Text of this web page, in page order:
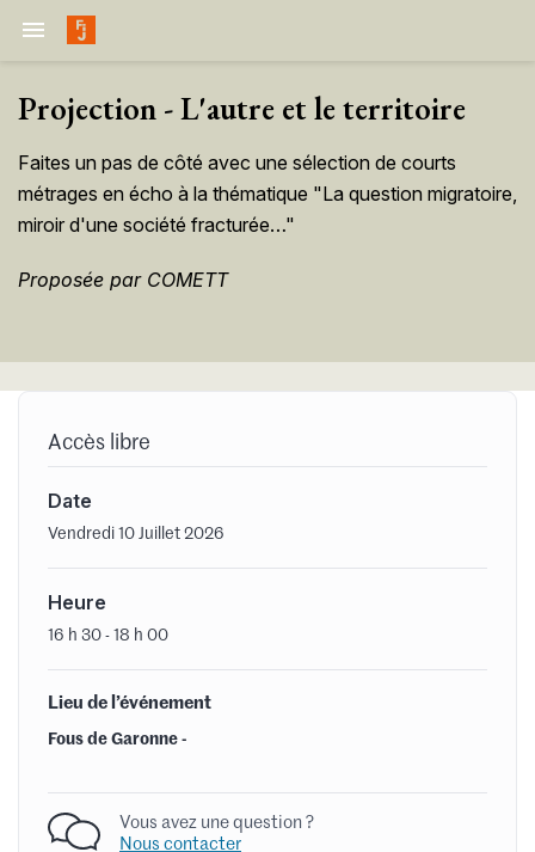

Projection - L'autre et le territoire
Faites un pas de côté avec une sélection de courts
métrages en écho à la thématique "La question migratoire,
miroir d'une société fracturée…"
Proposée par COMETT
Accès libre
Date
Vendredi 10 Juillet 2026
Heure
16 h 30 - 18 h 00
Lieu de l’événement
Fous de Garonne -
Vous avez une question ?
Nous contacter